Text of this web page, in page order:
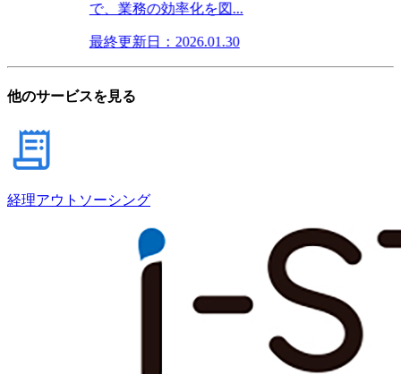
で、業務の効率化を図...
最終更新日：2026.01.30
他のサービスを見る
経理アウトソーシング